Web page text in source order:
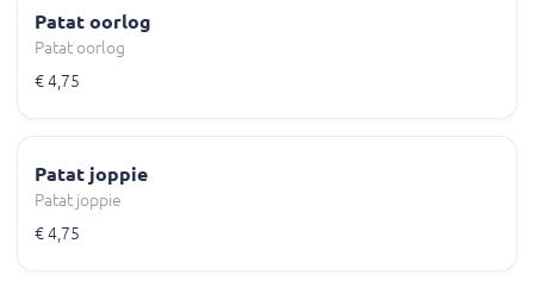
Patat oorlog
Patat oorlog
€ 4,75
Patat joppie
Patat joppie
€ 4,75